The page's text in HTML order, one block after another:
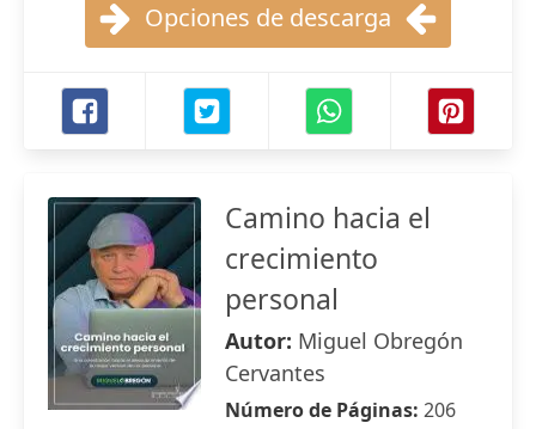
Opciones de descarga
Camino hacia el
crecimiento
personal
Autor: Miguel Obregón
Cervantes
Número de Páginas: 206